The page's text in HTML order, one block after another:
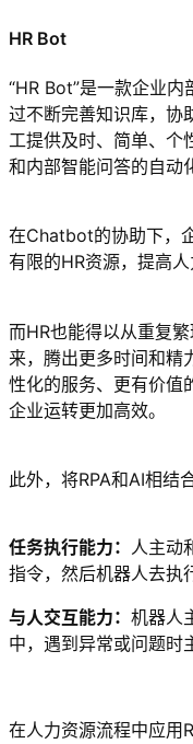
HR Bot
“HR Bot”是一款企业
过不断完善知识库，协
工提供及时、简单、个
和内部智能问答的自动
在Chatbot的协助下，
有限的HR资源，提高人
而HR也能得以从重复
来，腾出更多时间和精
性化的服务、更有价值
企业运转更加高效。
此外，将RPA和AI相结
任务执行能力： 人主动
指令，然后机器人去执
与人交互能力： 机器人
中，遇到异常或问题时
在人力资源流程中应用